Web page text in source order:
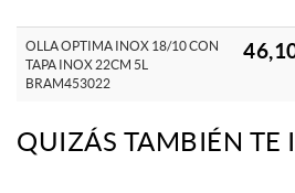
OLLA OPTIMA INOX 18/10 CON
TAPA INOX 22CM 5L
BRAM453022
QUIZÁS TAMBIÉN TE